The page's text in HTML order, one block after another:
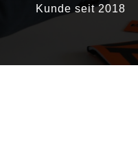
Kunde seit 2018